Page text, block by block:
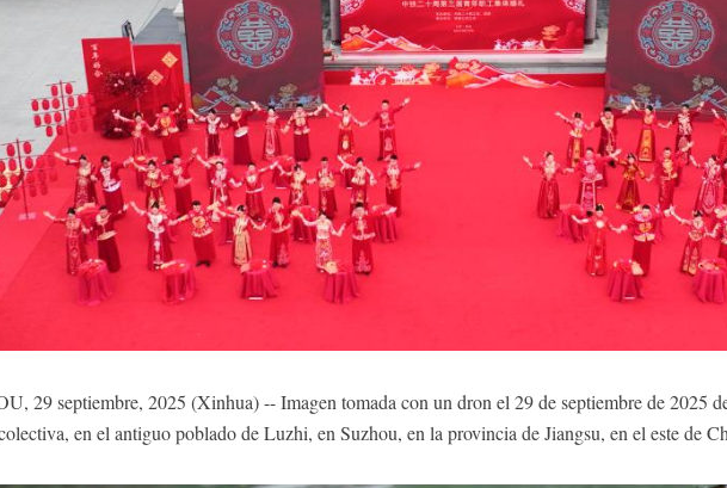
29 septiembre, 2025 (Xinhua) -- Imagen tomada con un dron el 29 de septiembre de 2025
en el antiguo poblado de Luzhi, en Suzhou, en la provincia de Jiangsu, en el este de